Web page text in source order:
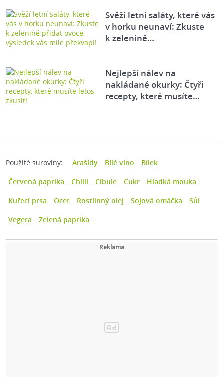
Svěží letní saláty, které vás
v horku neunaví: Zkuste
k zelenině…
Nejlepší nálev na
nakládané okurky: Čtyři
recepty, které musíte…
Použité suroviny: Arašídy Bílé víno
Bílek
Červená paprika
Chilli Cibule Cukr
Hladká mouka
Kuřecí prsa
Ocet Rostlinný olej Sojová omáčka
Sůl
Vegeta
Zelená paprika